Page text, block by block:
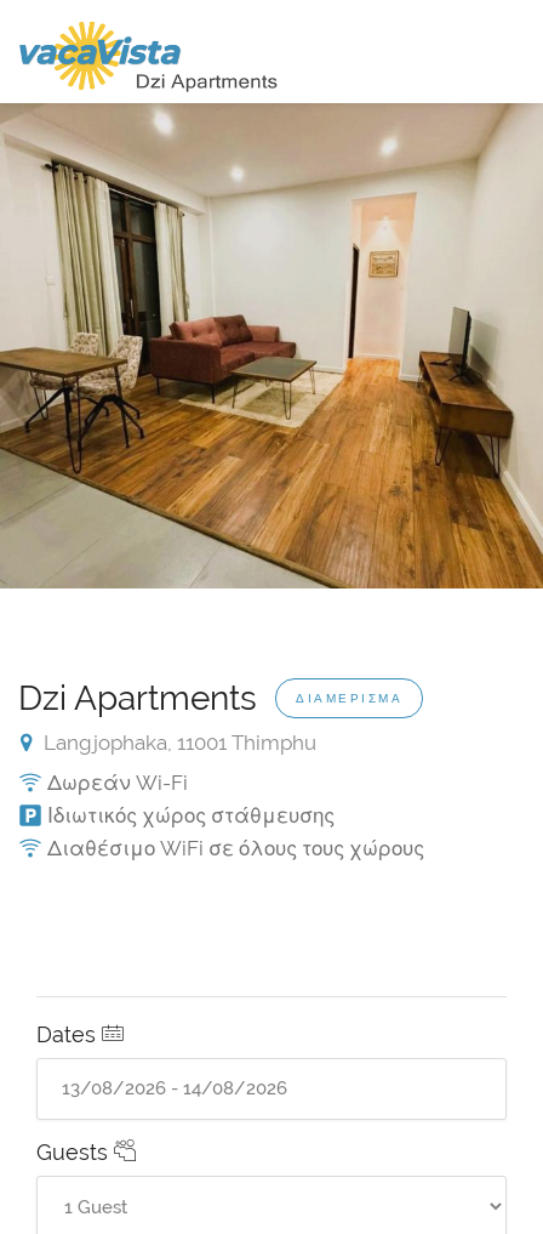
Dzi Apartments ΔΙΑΜΈΡΙΣΜΑ
Langjophaka, 11001 Thimphu
Δωρεάν Wi-Fi
Ιδιωτικός χώρος στάθμευσης
Διαθέσιμο WiFi σε όλους τους χώρους
Dates
Guests